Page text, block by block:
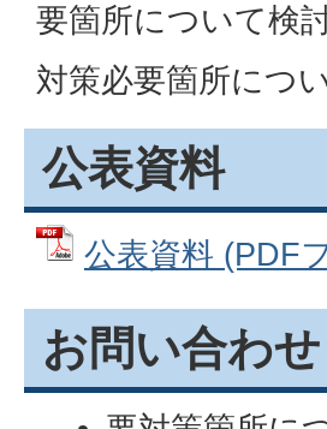
要箇所について検
対策必要箇所につ
公表資料
公表資料 (PDF
お問い合わせ